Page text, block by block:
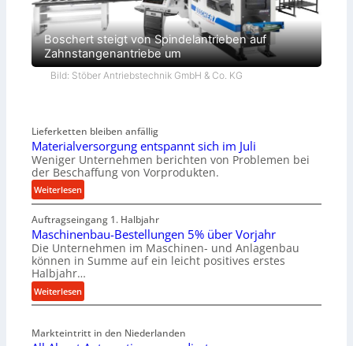
Boschert steigt von Spindelantrieben auf
Zahnstangenantriebe um
Bild: Stöber Antriebstechnik GmbH & Co. KG
Lieferketten bleiben anfällig
Materialversorgung entspannt sich im Juli
Weniger Unternehmen berichten von Problemen bei
der Beschaffung von Vorprodukten.
Weiterlesen:
M
a
t
e
r
i
a
l
e
Auftragseingang 1. Halbjahr
Maschinenbau-Bestellungen 5% über Vorjahr
Die Unternehmen im Maschinen- und Anlagenbau
können in Summe auf ein leicht positives erstes
Halbjahr…
Weiterlesen:
M
s
Markteintritt in den Niederlanden